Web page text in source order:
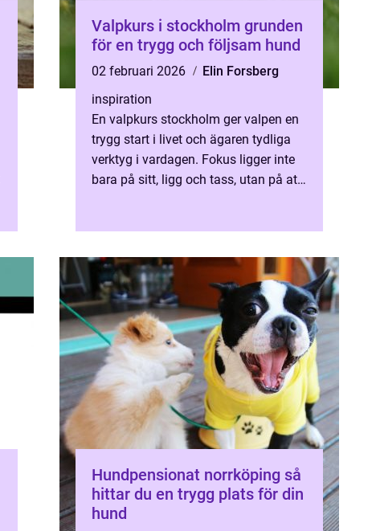
Valpkurs i stockholm grunden
för en trygg och följsam hund
02 februari 2026
Elin Forsberg
inspiration
En valpkurs stockholm ger valpen en
trygg start i livet och ägaren tydliga
verktyg i vardagen. Fokus ligger inte
bara på sitt, ligg och tass, utan på att
Hundpensionat norrköping så
hittar du en trygg plats för din
hund